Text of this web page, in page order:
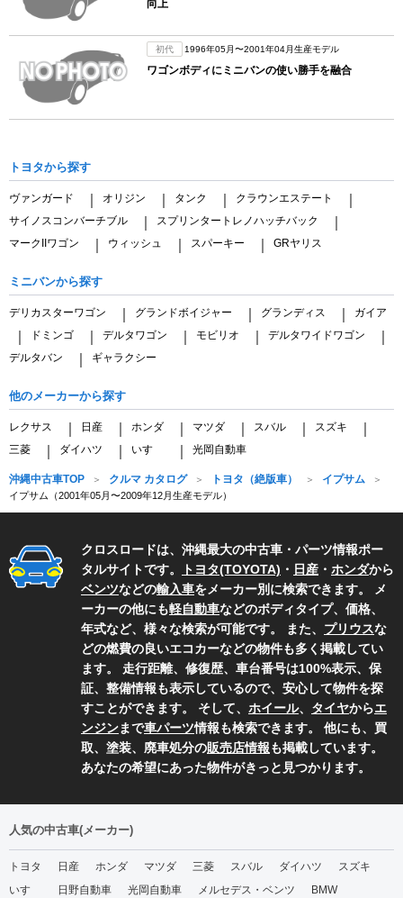
向上
初代 1996年05月〜2001年04月生産モデル
ワゴンボディにミニバンの使い勝手を融合
トヨタから探す
ヴァンガード オリジン タンク クラウンエステート
サイノスコンバーチブル スプリンタートレノハッチバック
マークIIワゴン ウィッシュ スパーキー GRヤリス
ミニバンから探す
デリカスターワゴン グランドボイジャー グランディス ガイア
ドミンゴ デルタワゴン モビリオ デルタワイドワゴン
デルタバン ギャラクシー
他のメーカーから探す
レクサス 日産 ホンダ マツダ スバル スズキ
三菱 ダイハツ いすゞ 光岡自動車
沖縄中古車TOP クルマ カタログ トヨタ（絶版車） イプサム
イプサム（2001年05月〜2009年12月生産モデル）
クロスロードは、沖縄最大の中古車・パーツ情報ポー
タルサイトです。
トヨタ(TOYOTA) ・ 日産 ・ ホンダから
ベンツなどの輸入車をメーカー別に検索できます。 メ
ーカーの他にも軽自動車などのボディタイプ、価格、
年式など、様々な検索が可能です。 また、 プリウスな
どの燃費の良いエコカーなどの物件も多く掲載してい
ます。 走行距離、修復歴、車台番号は100%表示、保
証、整備情報も表示しているので、安心して物件を探
すことができます。 そして、 ホイール、 タイヤからエ
ンジンまで車パーツ情報も検索できます。 他にも、買
取、塗装、廃車処分の販売店情報も掲載しています。
あなたの希望にあった物件がきっと見つかります。
人気の中古車(メーカー)
トヨタ 日産 ホンダ マツダ 三菱 スバル ダイハツ
スズキ
いすゞ
日野自動車 光岡自動車 メルセデス・ベンツ
BMW